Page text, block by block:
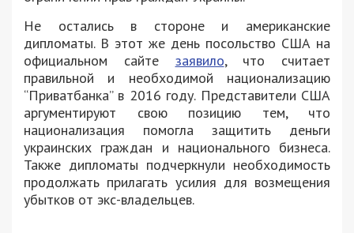
Не остались в стороне и американские
дипломаты. В этот же день посольство США на
официальном сайте заявило, что считает
правильной и необходимой национализацию
“Приватбанка” в 2016 году. Представители США
аргументируют свою позицию тем, что
национализация помогла защитить деньги
украинских граждан и национального бизнеса.
Также дипломаты подчеркнули необходимость
продолжать прилагать усилия для возмещения
убытков от экс-владельцев.